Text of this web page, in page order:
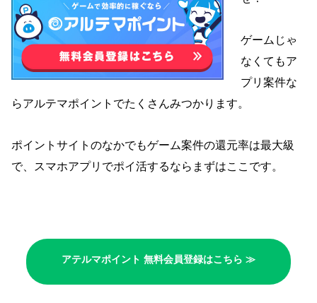
ゲームじゃ
なくてもア
プリ案件な
らアルテマポイントでたくさんみつかります。
ポイントサイトのなかでもゲーム案件の還元率は最大級
で、スマホアプリでポイ活するならまずはここです。
アテルマポイント 無料会員登録はこちら ≫